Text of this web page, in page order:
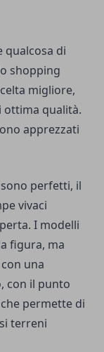
qualcosa di
shopping
migliore,
ottima qualità.
apprezzati
sono perfetti, il
vivaci
I modelli
figura, ma
una
con il punto
permette di
terreni